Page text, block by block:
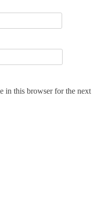
in this browser for the next